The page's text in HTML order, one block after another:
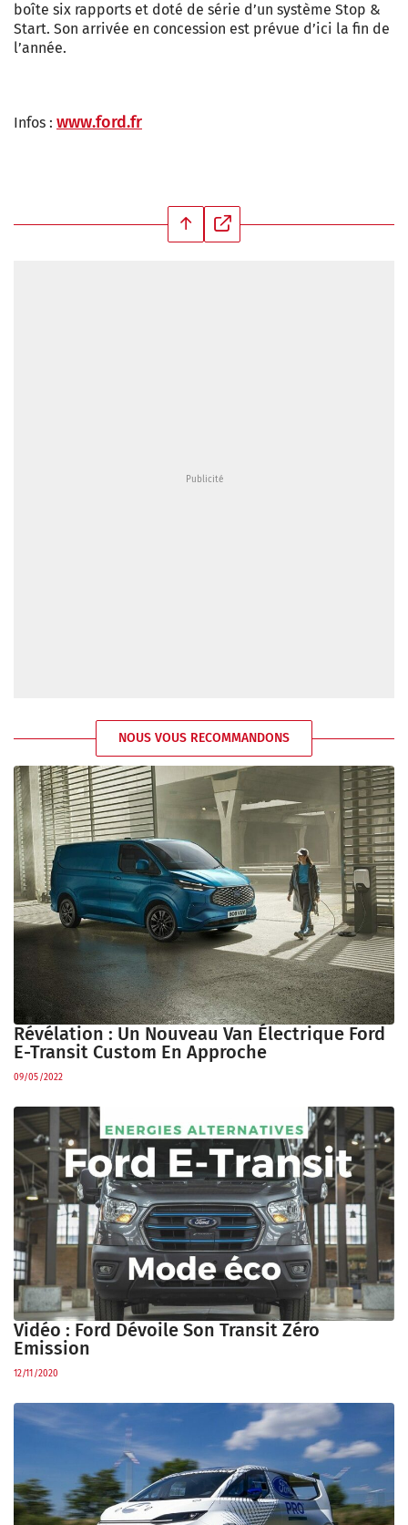
boîte six rapports et doté de série d’un système Stop &
Start. Son arrivée en concession est prévue d’ici la fin de
l’année.
Infos : www.ford.fr
NOUS VOUS RECOMMANDONS
Révélation : Un Nouveau Van Électrique Ford
E-Transit Custom En Approche
09/05/2022
Vidéo : Ford Dévoile Son Transit Zéro
Emission
12/11/2020